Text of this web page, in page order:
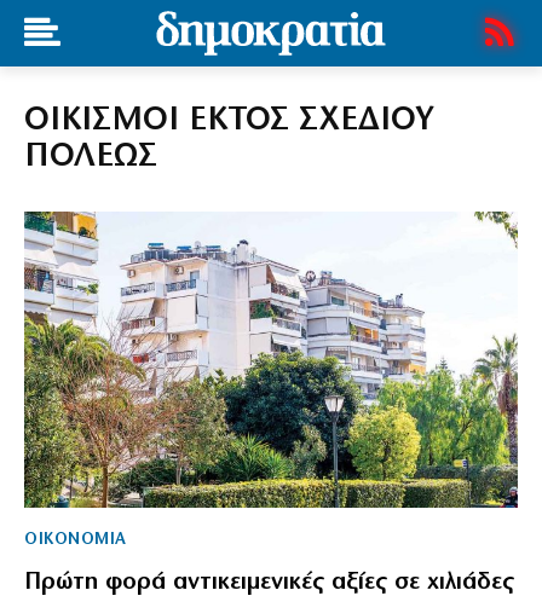
ΟΙΚΙΣΜΟΙ ΕΚΤΟΣ ΣΧΕΔΙΟΥ
ΠΟΛΕΩΣ
ΟΙΚΟΝΟΜΙΑ
Πρώτη φορά αντικειμενικές αξίες σε χιλιάδες